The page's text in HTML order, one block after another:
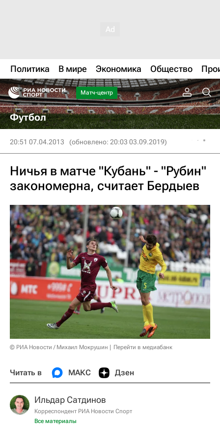
Политика В мире Экономика Общество
Матч-центр
Футбол
20:51 07.04.2013 (обновлено: 20:03 03.09.2019)
Ничья в матче "Кубань" - "Рубин"
закономерна, считает Бердыев
© РИА Новости / Михаил Мокрушин Перейти в медиабанк
Читать в МАКС Дзен
Ильдар Сатдинов
Корреспондент РИА Новости Спорт
Все материалы